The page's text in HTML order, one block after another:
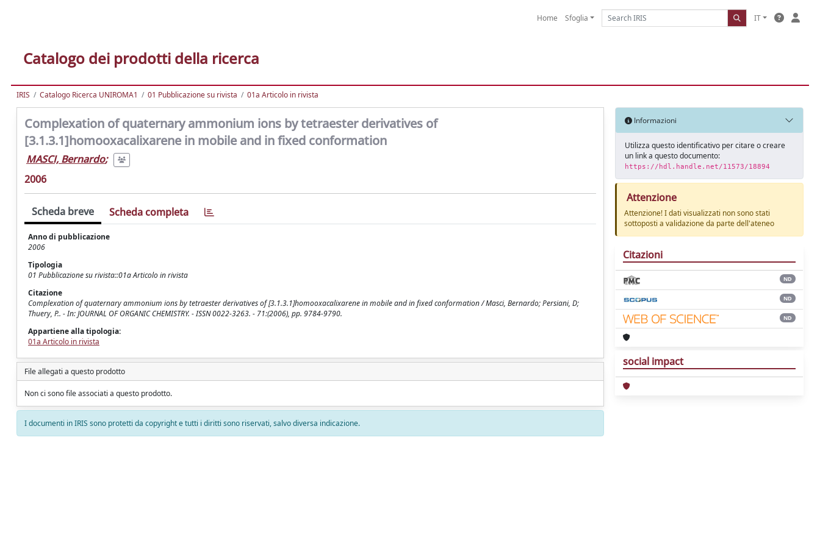
Home Sfoglia IT
Catalogo dei prodotti della ricerca
IRIS Catalogo Ricerca UNIROMA1 01 Pubblicazione su rivista 01a Articolo in rivista
Complexation of quaternary ammonium ions by tetraester derivatives of
[3.1.3.1]homooxacalixarene in mobile and in fixed conformation
MASCI, Bernardo;
2006
Scheda breve Scheda completa
Anno di pubblicazione
2006
Tipologia
01 Pubblicazione su rivista::01a Articolo in rivista
Citazione
Complexation of quaternary ammonium ions by tetraester derivatives of [3.1.3.1]homooxacalixarene in mobile and in fixed conformation / Masci, Bernardo; Persiani, D;
Thuery, P.. - In: JOURNAL OF ORGANIC CHEMISTRY. - ISSN 0022-3263. - 71:(2006), pp. 9784-9790.
Appartiene alla tipologia:
01a Articolo in rivista
File allegati a questo prodotto
Non ci sono file associati a questo prodotto.
I documenti in IRIS sono protetti da copyright e tutti i diritti sono riservati, salvo diversa indicazione.
Informazioni
Utilizza questo identificativo per citare o creare
un link a questo documento:
https://hdl.handle.net/11573/18894
Attenzione
Attenzione! I dati visualizzati non sono stati
sottoposti a validazione da parte dell'ateneo
Citazioni
ND
ND
ND
social impact